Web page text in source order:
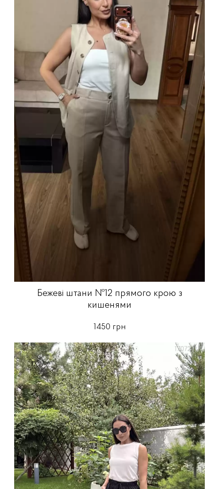
Бежеві штани №12 прямого крою з
кишенями
1450 грн